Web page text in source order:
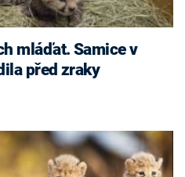
mláďat. Samice v
před zraky